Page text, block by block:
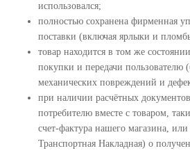
использовался;
полностью сохранена фирменная
поставки (включая ярлыки и
товар находится в том же
покупки и передачи пользователю
механических повреждений и
при наличии расчётных
потребителю вместе с товаром,
счет-фактура нашего магазина,
Транспортная Накладная) о